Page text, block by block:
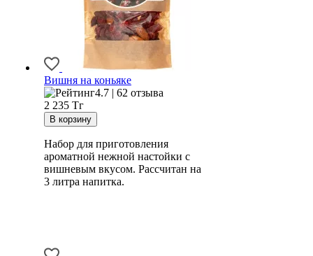
Вишня на коньяке
4.7 | 62 отзыва
2 235 Тг
Набор для приготовления
ароматной нежной настойки с
вишневым вкусом. Рассчитан на
3 литра напитка.